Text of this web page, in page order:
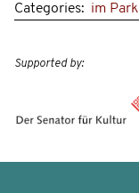
Categories: im Park
Supported by: